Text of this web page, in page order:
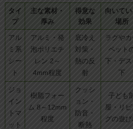
タイ
プ
主な素材・
厚み
得意な
効果
向いてい
場所
アル
ミ系
シー
ト
アルミ・発
泡ポリエチ
レン 2～
4mm程度
底冷え
対策・
熱の反
射
ラグや
ペット
下・デス
下
ジョ
イン
トマ
ット
樹脂フォー
ム 8～12mm
程度
クッシ
ョン・
防音・
断熱
子ども
屋・リビ
グの遊